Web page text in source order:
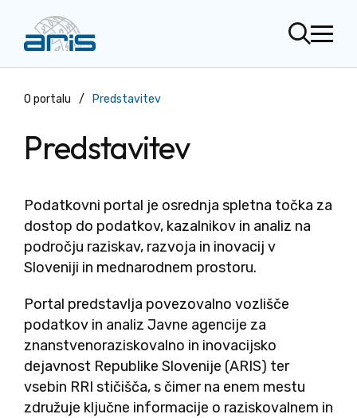
Odpriodpri
O portalu / Predstavitev
Predstavitev
Podatkovni portal je osrednja spletna točka za
dostop do podatkov, kazalnikov in analiz na
področju raziskav, razvoja in inovacij v
Sloveniji in mednarodnem prostoru.
Portal predstavlja povezovalno vozlišče
podatkov in analiz Javne agencije za
znanstvenoraziskovalno in inovacijsko
dejavnost Republike Slovenije (ARIS) ter
vsebin RRI stičišča, s čimer na enem mestu
združuje ključne informacije o raziskovalnem in